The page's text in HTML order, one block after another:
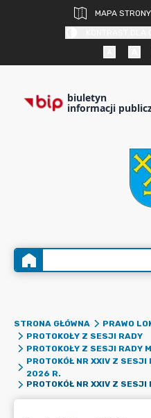
MAPA STRONY
biuletyn
informacji
STRONA GŁÓWNA PRAWO
PROTOKOŁY Z SESJI RADY
PROTOKOŁY Z SESJI RADY
PROTOKÓŁ NR XXIV Z
2026 R.